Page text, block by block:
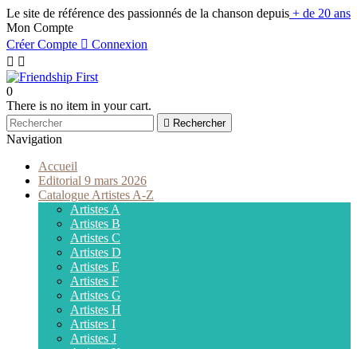
Le site de référence des passionnés de la chanson depuis + de 20 ans
Mon Compte
Créer Compte  Connexion
 
0
There is no item in your cart.
 Rechercher
Navigation
Accueil
Editorial 9 mars 2026
Catalogue Artistes A-Z
Artistes A
Artistes B
Artistes C
Artistes D
Artistes E
Artistes F
Artistes G
Artistes H
Artistes I
Artistes J